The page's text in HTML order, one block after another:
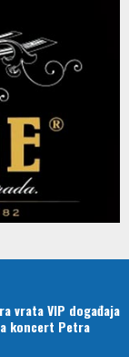
vrata VIP događaja
koncert Petra